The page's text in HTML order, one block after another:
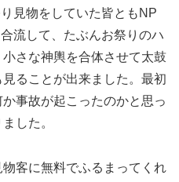
見物をしていた皆ともNP
流して、たぶんお祭りのハ
さな神輿を合体させて太鼓
ることが出来ました。最初
事故が起こったのかと思っ
した。
客に無料でふるまってくれ